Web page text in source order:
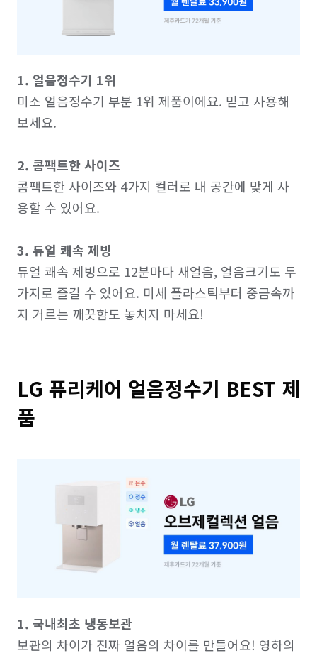
1. 얼음정수기 1위
미소 얼음정수기 부분 1위 제품이에요. 믿고 사용해
보세요.
2. 콤팩트한 사이즈
콤팩트한 사이즈와 4가지 컬러로 내 공간에 맞게 사
용할 수 있어요.
3. 듀얼 쾌속 제빙
듀얼 쾌속 제빙으로 12분마다 새얼음, 얼음크기도 두
가지로 즐길 수 있어요. 미세 플라스틱부터 중금속까
지 거르는 깨끗함도 놓치지 마세요!
LG 퓨리케어 얼음정수기 BEST 제
품
1. 국내최초 냉동보관
보관의 차이가 진짜 얼음의 차이를 만들어요! 영하의